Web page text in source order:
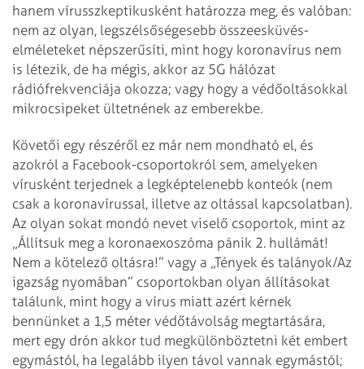
hanem vírusszkeptikusként határozza meg, és valóban:
nem az olyan, legszélsőségesebb összeesküvés-
elméleteket népszerűsíti, mint hogy koronavírus nem
is létezik, de ha mégis, akkor az 5G hálózat
rádiófrekvenciája okozza; vagy hogy a védőoltásokkal
mikrocsipeket ültetnének az emberekbe.
Követői egy részéről ez már nem mondható el, és
azokról a Facebook-csoportokról sem, amelyeken
vírusként terjednek a legképtelenebb konteók (nem
csak a koronavírussal, illetve az oltással kapcsolatban).
Az olyan sokat mondó nevet viselő csoportok, mint az
„Állítsuk meg a koronaexoszóma pánik 2. hullámát!
Nem a kötelező oltásra!” vagy a „Tények és talányok/Az
igazság nyomában” csoportokban olyan állításokat
találunk, mint hogy a vírus miatt azért kérnek
bennünket a 1,5 méter védőtávolság megtartására,
mert egy drón akkor tud megkülönböztetni két embert
egymástól, ha legalább ilyen távol vannak egymástól;